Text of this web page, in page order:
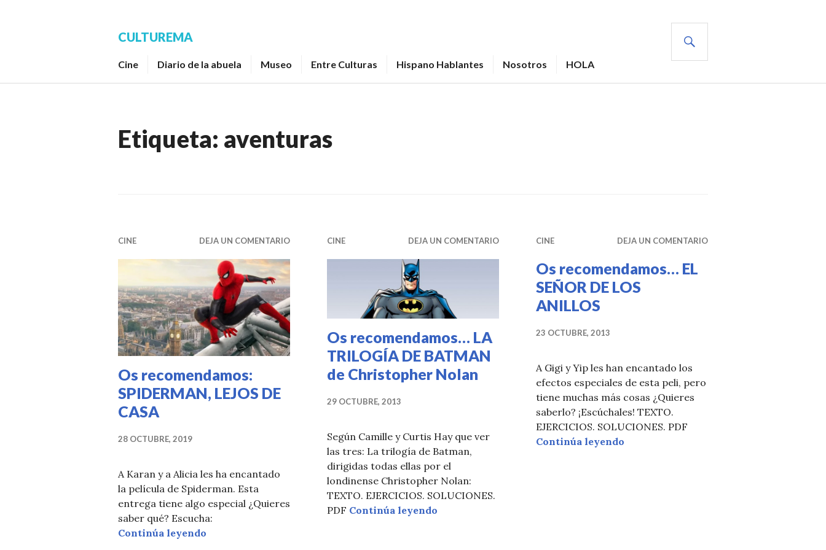
CULTUREMA
Cine Diario de la abuela Museo Entre Culturas Hispano Hablantes Nosotros HOLA
Etiqueta: aventuras
CINE DEJA UN COMENTARIO
Os recomendamos:
SPIDERMAN, LEJOS DE
CASA
28 OCTUBRE, 2019
A Karan y a Alicia les ha encantado
la película de Spiderman. Esta
entrega tiene algo especial ¿Quieres
saber qué? Escucha:
Continúa leyendo
CINE DEJA UN COMENTARIO
Os recomendamos… LA
TRILOGÍA DE BATMAN
de Christopher Nolan
29 OCTUBRE, 2013
Según Camille y Curtis Hay que ver
las tres: La trilogía de Batman,
dirigidas todas ellas por el
londinense Christopher Nolan:
TEXTO. EJERCICIOS. SOLUCIONES.
PDF Continúa leyendo
CINE DEJA UN COMENTARIO
Os recomendamos… EL
SEÑOR DE LOS
ANILLOS
23 OCTUBRE, 2013
A Gigi y Yip les han encantado los
efectos especiales de esta peli, pero
tiene muchas más cosas ¿Quieres
saberlo? ¡Escúchales! TEXTO.
EJERCICIOS. SOLUCIONES. PDF
Continúa leyendo